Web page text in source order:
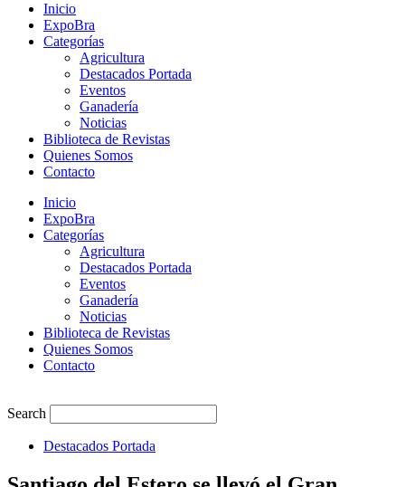
Inicio
ExpoBra
Categorías
Agricultura
Destacados Portada
Eventos
Ganadería
Noticias
Biblioteca de Revistas
Quienes Somos
Contacto
Inicio
ExpoBra
Categorías
Agricultura
Destacados Portada
Eventos
Ganadería
Noticias
Biblioteca de Revistas
Quienes Somos
Contacto
Search
Destacados Portada